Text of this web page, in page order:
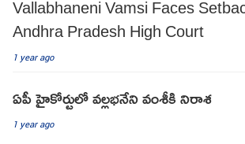
Vallabhaneni Vamsi Faces
Andhra Pradesh High Court
1 year ago
ఏపీ హైకోర్టులో వల్లభనేని వంశీకి నిరాశ
1 year ago